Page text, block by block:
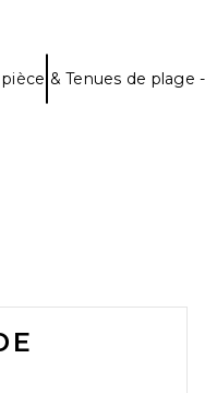
& Tenues de plage